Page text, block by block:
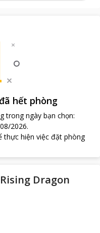
hết phòng
trong ngày bạn chọn:
2026.
thực hiện việc đặt phòng
Dragon